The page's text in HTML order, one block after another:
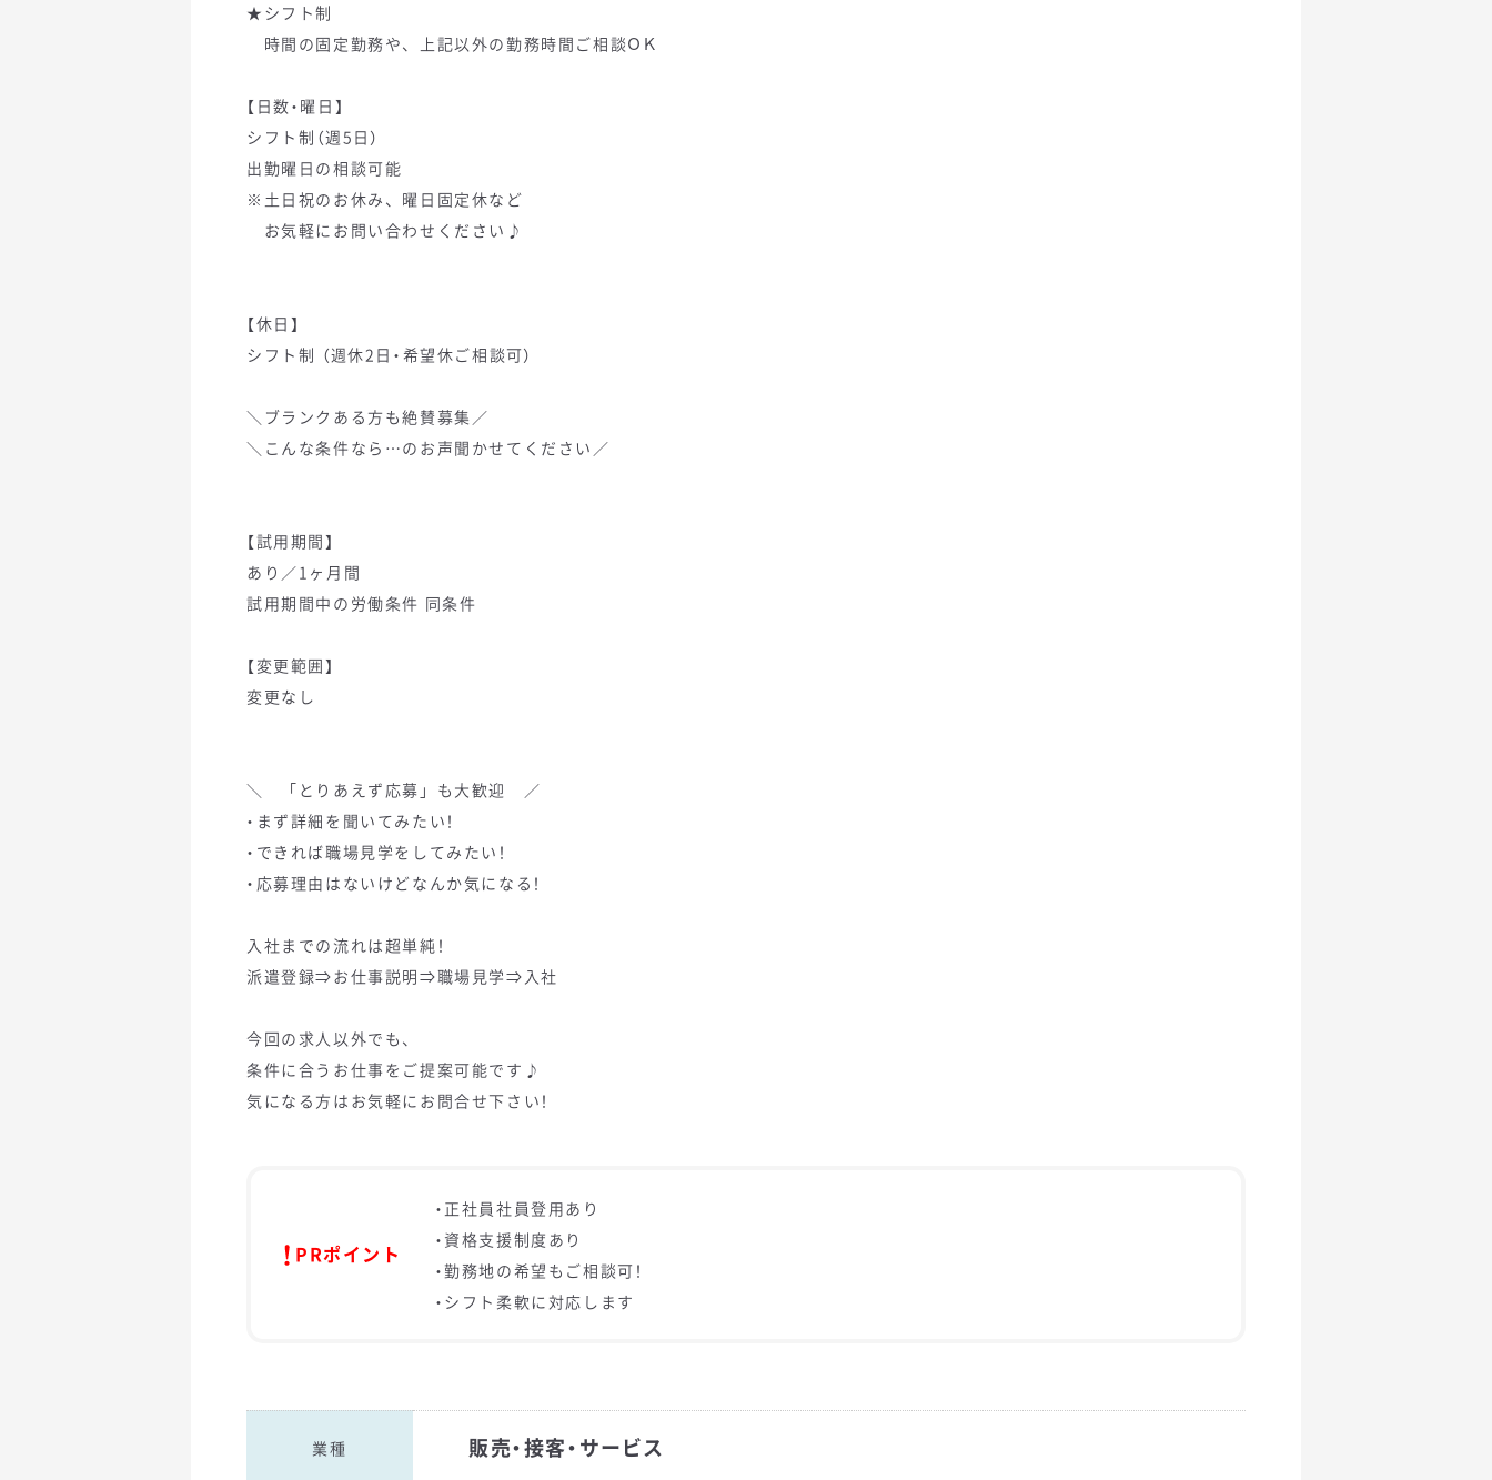
★シフト制
時間の固定勤務や、上記以外の勤務時間ご相談ＯＫ
【日数・曜日】
シフト制（週5日）
出勤曜日の相談可能
※土日祝のお休み、曜日固定休など
お気軽にお問い合わせください♪
【休日】
シフト制 （週休2日・希望休ご相談可）
＼ブランクある方も絶賛募集／
＼こんな条件なら…のお声聞かせてください／
【試用期間】
あり／1ヶ月間
試用期間中の労働条件 同条件
【変更範囲】
変更なし
＼ 「とりあえず応募」も大歓迎 ／
・まず詳細を聞いてみたい！
・できれば職場見学をしてみたい！
・応募理由はないけどなんか気になる！
入社までの流れは超単純！
派遣登録⇒お仕事説明⇒職場見学⇒入社
今回の求人以外でも、
条件に合うお仕事をご提案可能です♪
気になる方はお気軽にお問合せ下さい！
PRポイント
・正社員社員登用あり
・資格支援制度あり
・勤務地の希望もご相談可！
・シフト柔軟に対応します
業種 販売・接客・サービス